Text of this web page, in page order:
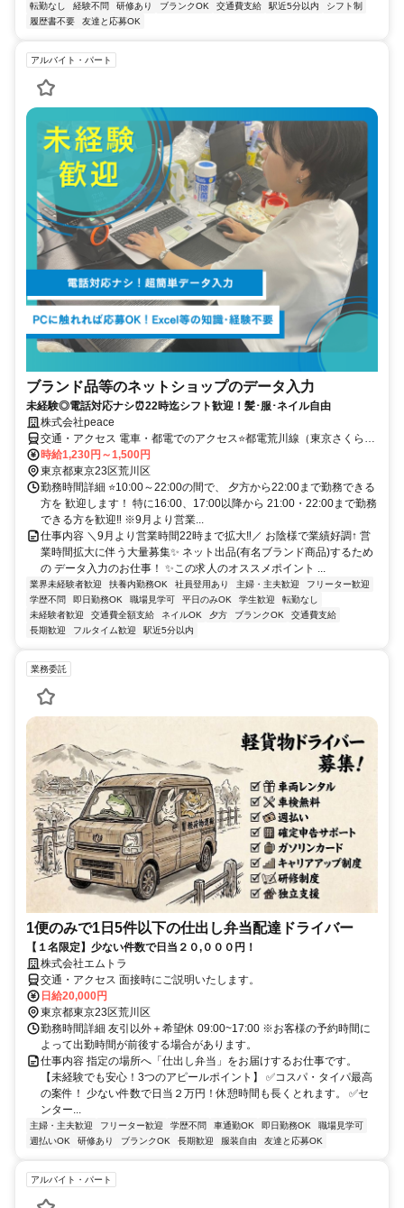
転勤なし
経験不問 研修あり ブランクOK 交通費支給 駅近5分以内
シフト制
履歴書不要
友達と応募OK
アルバイト・パート
ブランド品等のネットショップのデータ入力
未経験◎電話対応ナシ⏰22時迄シフト歓迎！髪･服･ネイル自由
株式会社peace
交通・アクセス 電車・都電でのアクセス⭐都電荒川線（東京さくらト
ラム）：「荒川区役所前駅」から徒歩約2〜3分 JR常磐線：「三河島
駅」から徒歩約10分 東京メトロ日比谷線：「三ノ輪駅」から徒歩約
10分 東京メトロ千代田線・京成線：「町屋駅」から徒歩約13〜15分
／バスでのアクセス⭐都営バス（草63・草64・里22系統）：「荒川区
役所前」停留所が目の前にあります。（日暮里駅や西日暮里駅から乗
車してアクセスできます） 荒川区コミュニティバス（南千01・南千
02系統）：「荒川区役所」停留所が目の前にあります。
時給1,230円～1,500円
東京都東京23区荒川区
勤務時間詳細 ⭐10:00～22:00の間で、 夕方から22:00まで勤務できる
方を 歓迎します！ 特に16:00、17:00以降から 21:00・22:00まで勤務
できる方を歓迎‼ ※9月より営業...
仕事内容 ＼9月より営業時間22時まで拡大‼／ お陰様で業績好調↑ 営
業時間拡大に伴う大量募集✨ ネット出品(有名ブランド商品)するため
の データ入力のお仕事！ ✨この求人のオススメポイント ...
業界未経験者歓迎 扶養内勤務OK 社員登用あり 主婦・主夫歓迎
フリーター歓迎
学歴不問
即日勤務OK 職場見学可 平日のみOK 学生歓迎
転勤なし
未経験者歓迎
交通費全額支給 ネイルOK 夕方 ブランクOK
交通費支給
長期歓迎
フルタイム歓迎 駅近5分以内
業務委託
1便のみで1日5件以下の仕出し弁当配達ドライバー
【１名限定】少ない件数で日当２０,０００円！
株式会社エムトラ
交通・アクセス 面接時にご説明いたします。
日給20,000円
東京都東京23区荒川区
勤務時間詳細 友引以外＋希望休 09:00~17:00 ※お客様の予約時間に
よって出勤時間が前後する場合があります。
仕事内容 指定の場所へ「仕出し弁当」をお届けするお仕事です。
【未経験でも安心！3つのアピールポイント】 ✅コスパ・タイパ最高
の案件！ 少ない件数で日当２万円！休憩時間も長くとれます。 ✅セ
ンター...
主婦・主夫歓迎 フリーター歓迎 学歴不問 車通勤OK 即日勤務OK
職場見学可
週払いOK
研修あり ブランクOK 長期歓迎 服装自由 友達と応募OK
アルバイト・パート